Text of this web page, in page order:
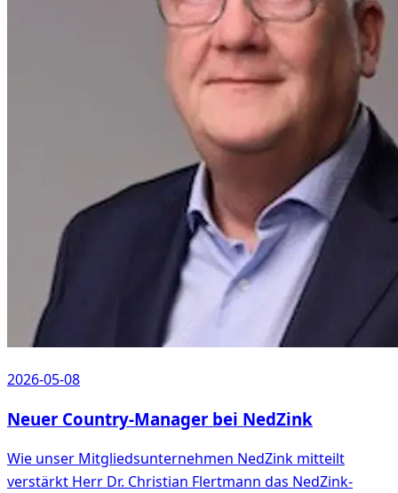
2026-05-08
Neuer Country-Manager bei NedZink
Wie unser Mitgliedsunternehmen NedZink mitteilt
verstärkt Herr Dr. Christian Flertmann das NedZink-